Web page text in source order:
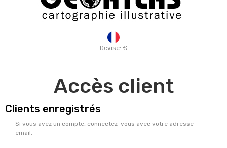
Devise: €
Accès client
Clients enregistrés
Si vous avez un compte, connectez-vous avec votre adresse
email.